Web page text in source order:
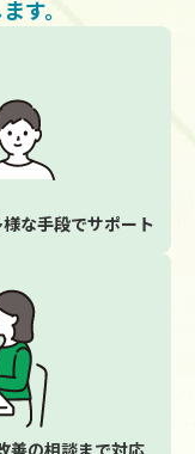
す。
な手段でサポート
善の相談まで対応